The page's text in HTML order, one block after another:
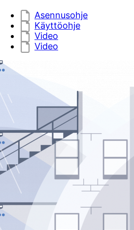
Asennusohje
Käyttöohje
Video
Video